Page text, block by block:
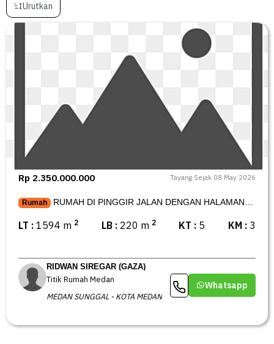
Urutkan
Rp 2.350.000.000 Tayang Sejak 08 May 2026
Rumah
LT : 1594 m 2 LB : 220 m 2 KT : 5 KM : 3
RIDWAN SIREGAR (GAZA)
Titik Rumah Medan
MEDAN SUNGGAL - KOTA MEDAN
Whatsapp